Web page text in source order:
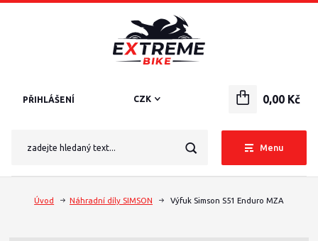
Menu
CZK
PŘIHLÁŠENÍ 0,00 Kč
Úvod Náhradní díly SIMSON Výfuk Simson S51 Enduro MZA